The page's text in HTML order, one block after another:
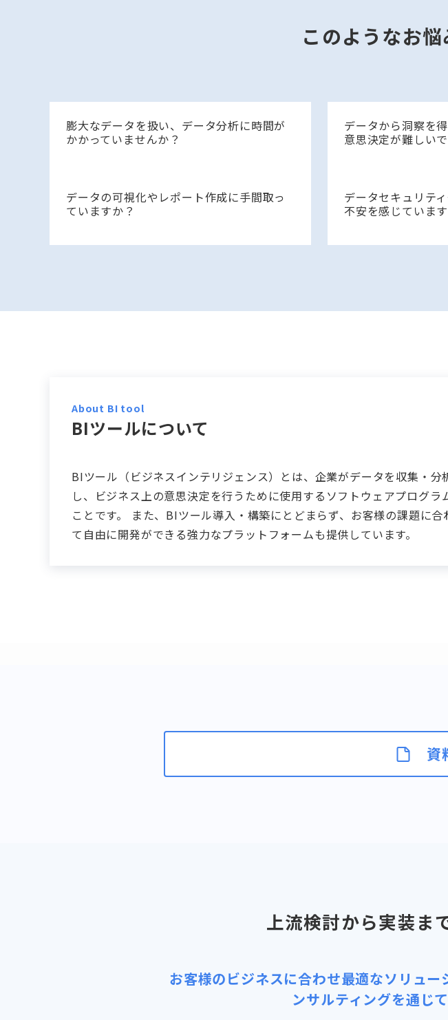
このようなお
膨大なデータを扱い、データ分析に時間が
かかっていませんか？
データから洞察を
意思決定が難しい
データの可視化やレポート作成に手間取っ
ていますか？
データセキュリテ
不安を感じていま
About BI tool
BIツールについて
BIツール（ビジネスインテリジェンス）とは、企業がデータを収集・分
し、ビジネス上の意思決定を行うために使用するソフトウェアプログラ
ことです。 また、BIツール導入・構築にとどまらず、お客様の課題に合
て自由に開発ができる強力なプラットフォームも提供しています。
資
上流検討から実装ま
お客様のビジネスに合わせ最適なソリュ
ンサルティングを通じ